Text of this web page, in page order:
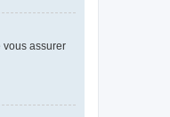
vous assurer